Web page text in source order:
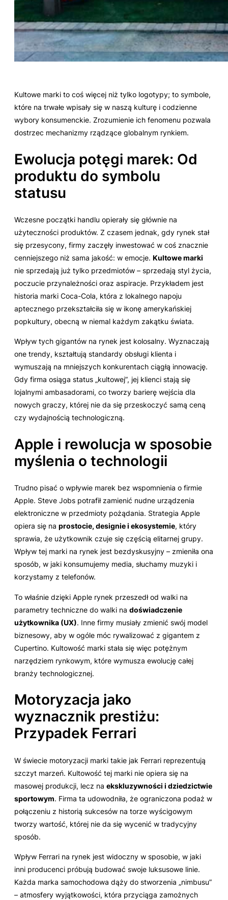
Kultowe marki to coś więcej niż tylko logotypy; to symbole,
które na trwałe wpisały się w naszą kulturę i codzienne
wybory konsumenckie. Zrozumienie ich fenomenu pozwala
dostrzec mechanizmy rządzące globalnym rynkiem.
Ewolucja potęgi marek: Od
produktu do symbolu
statusu
Wczesne początki handlu opierały się głównie na
użyteczności produktów. Z czasem jednak, gdy rynek stał
się przesycony, firmy zaczęły inwestować w coś znacznie
cenniejszego niż sama jakość: w emocje. Kultowe marki
nie sprzedają już tylko przedmiotów – sprzedają styl życia,
poczucie przynależności oraz aspiracje. Przykładem jest
historia marki Coca-Cola, która z lokalnego napoju
aptecznego przekształciła się w ikonę amerykańskiej
popkultury, obecną w niemal każdym zakątku świata.
Wpływ tych gigantów na rynek jest kolosalny. Wyznaczają
one trendy, kształtują standardy obsługi klienta i
wymuszają na mniejszych konkurentach ciągłą innowację.
Gdy firma osiąga status „kultowej”, jej klienci stają się
lojalnymi ambasadorami, co tworzy barierę wejścia dla
nowych graczy, której nie da się przeskoczyć samą ceną
czy wydajnością technologiczną.
Apple i rewolucja w sposobie
myślenia o technologii
Trudno pisać o wpływie marek bez wspomnienia o firmie
Apple. Steve Jobs potrafił zamienić nudne urządzenia
elektroniczne w przedmioty pożądania. Strategia Apple
opiera się na prostocie, designie i ekosystemie, który
sprawia, że użytkownik czuje się częścią elitarnej grupy.
Wpływ tej marki na rynek jest bezdyskusyjny – zmieniła ona
sposób, w jaki konsumujemy media, słuchamy muzyki i
korzystamy z telefonów.
To właśnie dzięki Apple rynek przeszedł od walki na
parametry techniczne do walki na doświadczenie
użytkownika (UX). Inne firmy musiały zmienić swój model
biznesowy, aby w ogóle móc rywalizować z gigantem z
Cupertino. Kultowość marki stała się więc potężnym
narzędziem rynkowym, które wymusza ewolucję całej
branży technologicznej.
Motoryzacja jako
wyznacznik prestiżu:
Przypadek Ferrari
W świecie motoryzacji marki takie jak Ferrari reprezentują
szczyt marzeń. Kultowość tej marki nie opiera się na
masowej produkcji, lecz na ekskluzywności i dziedzictwie
sportowym. Firma ta udowodniła, że ograniczona podaż w
połączeniu z historią sukcesów na torze wyścigowym
tworzy wartość, której nie da się wycenić w tradycyjny
sposób.
Wpływ Ferrari na rynek jest widoczny w sposobie, w jaki
inni producenci próbują budować swoje luksusowe linie.
Każda marka samochodowa dąży do stworzenia „nimbusu”
– atmosfery wyjątkowości, która przyciąga zamożnych